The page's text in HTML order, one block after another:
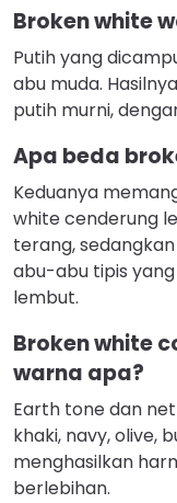
Broken white
Putih yang
abu muda.
putih murni,
Apa beda
Keduanya
white cenderung
terang, sedangkan
abu-abu tipis
lembut.
Broken white
warna apa?
Earth tone dan
khaki, navy, olive,
menghasilkan
berlebihan.